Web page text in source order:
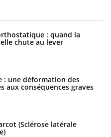
: quand la
chute au lever
: une déformation des
aux conséquences graves
(Sclérose latérale